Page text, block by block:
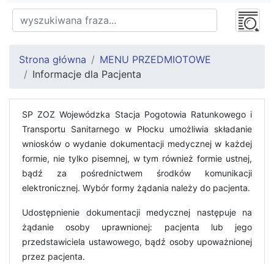
Strona główna
MENU PRZEDMIOTOWE
Informacje dla Pacjenta
SP ZOZ Wojewódzka Stacja Pogotowia Ratunkowego i
Transportu Sanitarnego w Płocku umożliwia składanie
wniosków o wydanie dokumentacji medycznej w każdej
formie, nie tylko pisemnej, w tym również formie ustnej,
bądź za pośrednictwem środków komunikacji
elektronicznej. Wybór formy żądania należy do pacjenta.
Udostępnienie dokumentacji medycznej następuje na
żądanie osoby uprawnionej: pacjenta lub jego
przedstawiciela ustawowego, bądź osoby upoważnionej
przez pacjenta.